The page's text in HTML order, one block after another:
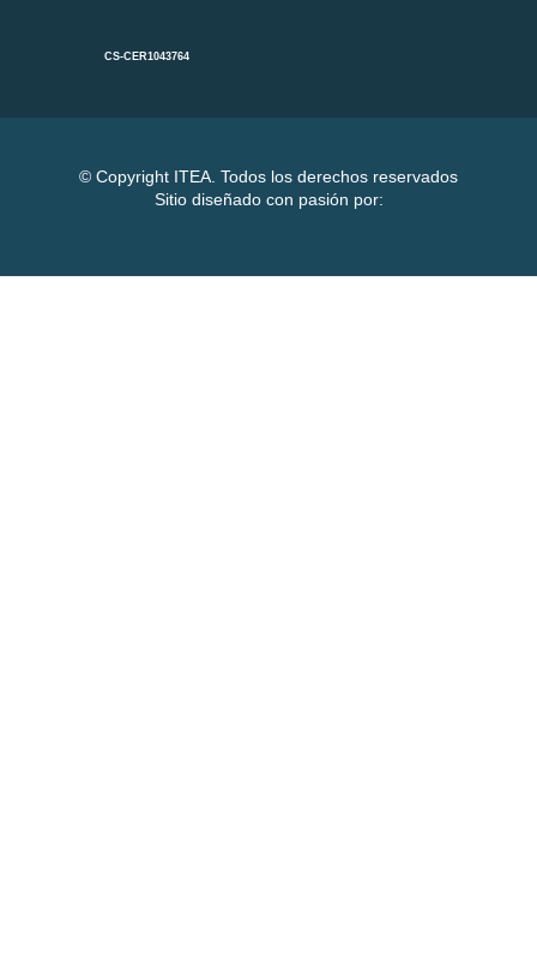
CS-CER1043764
© Copyright ITEA. Todos los derechos reservados
Sitio diseñado con pasión por: